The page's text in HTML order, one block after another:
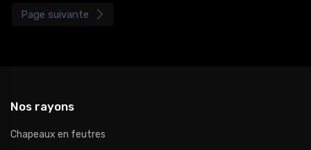
Page suivante
Nos rayons
Chapeaux en feutres